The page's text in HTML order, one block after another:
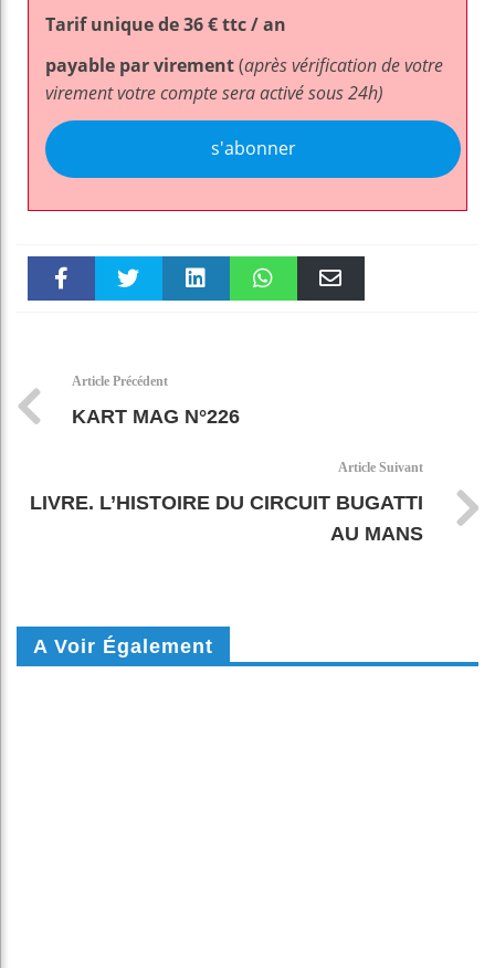
Tarif unique de 36 € ttc / an
payable par virement(après vérification de votre
virement votre compte sera activé sous 24h)
s'abonner
Article Précédent
KART MAG N°226
Article Suivant
LIVRE. L’HISTOIRE DU CIRCUIT BUGATTI
AU MANS
A Voir Également